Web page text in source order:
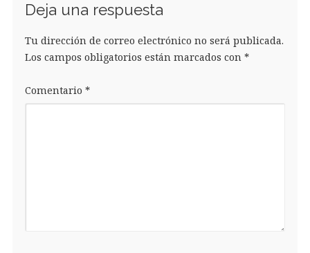
Deja una respuesta
Tu dirección de correo electrónico no será publicada.
Los campos obligatorios están marcados con *
Comentario *